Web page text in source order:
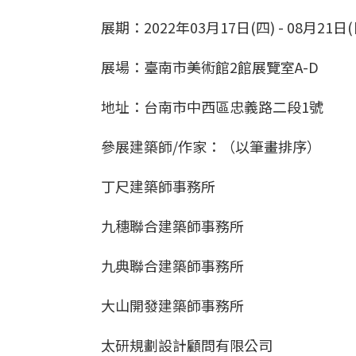
展期：2022年03月17日(四) - 08月21日
展場：臺南市美術館2館展覽室A-D
地址：台南市中西區忠義路二段1號
參展建築師/作家：（以筆畫排序）
丁尺建築師事務所
九穗聯合建築師事務所
九典聯合建築師事務所
大山開發建築師事務所
太研規劃設計顧問有限公司